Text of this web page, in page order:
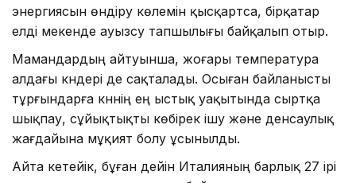
энергиясын өндіру көлемін қысқартса, бірқатар
елді мекенде ауызсу тапшылығы байқалып отыр.
Мамандардың айтуынша, жоғары температура
алдағы күндері де сақталады. Осыған байланысты
тұрғындарға күннің ең ыстық уақытында сыртқа
шықпау, сұйықтықты көбірек ішу және денсаулық
жағдайына мұқият болу ұсынылды.
Айта кетейік, бұған дейін Италияның барлық 27 ірі